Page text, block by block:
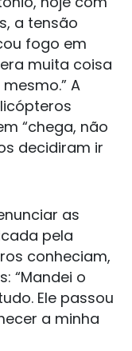
a tensão
fogo em
muita coisa
A
“chega, não
decidiram ir
as
pela
conheciam,
“Mandei o
Ele passou
a minha